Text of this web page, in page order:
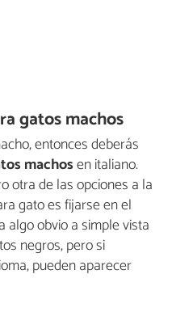
gatos machos
entonces deberás
machosen italiano.
otra de las opciones a la
gato es fijarse en el
algo obvio a simple vista
negros, pero si
pueden aparecer